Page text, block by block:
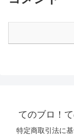
てのブロ！
特定商取引法に